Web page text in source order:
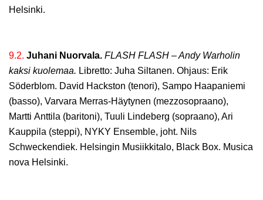
Helsinki.
9.2. Juhani Nuorvala. FLASH FLASH – Andy Warholin
kaksi kuolemaa. Libretto: Juha Siltanen. Ohjaus: Erik
Söderblom. David Hackston (tenori), Sampo Haapaniemi
(basso), Varvara Merras-Häytynen (mezzosopraano),
Martti Anttila (baritoni), Tuuli Lindeberg (sopraano), Ari
Kauppila (steppi), NYKY Ensemble, joht. Nils
Schweckendiek. Helsingin Musiikkitalo, Black Box. Musica
nova Helsinki.